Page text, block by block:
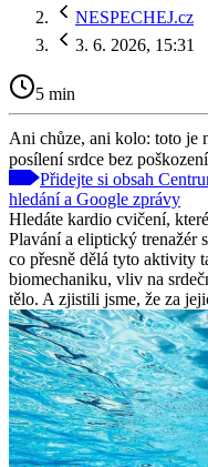
NESPECHEJ.cz
3. 6. 2026, 15:31
5 min
Ani chůze, ani kolo: toto je
posílení srdce bez
Přidejte si obsah
hledání a Google zprávy
Hledáte kardio cvičení,
Plavání a eliptický trenažér
co přesně dělá tyto aktivity
biomechaniku, vliv na
tělo. A zjistili jsme, že za